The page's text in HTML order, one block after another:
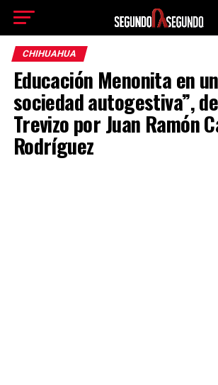
CHIHUAHUA
Educación Menonita en
sociedad autogestiva”,
Trevizo por Juan Ramón
Rodríguez